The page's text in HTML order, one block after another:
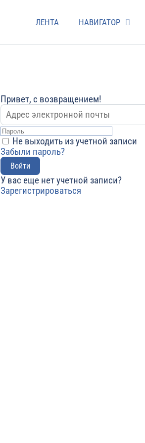
ЛЕНТА НАВИГАТОР
Привет, с возвращением!
Не выходить из учетной записи
Забыли пароль?
Войти
У вас еще нет учетной записи?
Зарегистрироваться